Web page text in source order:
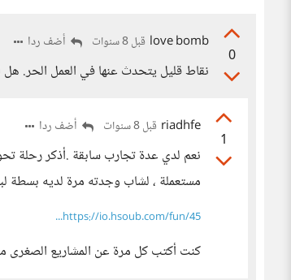
0
love bomb قبل 8 سنوات أضف ردا
نقاط قليل يتحدث عنها في العمل الحر.
1
riadhfe قبل 8 سنوات أضف ردا
مستعملة ، لشاب وجدته مرة لديه بسطة
https://io.hsoub.com/fun/45...
كنت أكتب كل مرة عن المشاريع